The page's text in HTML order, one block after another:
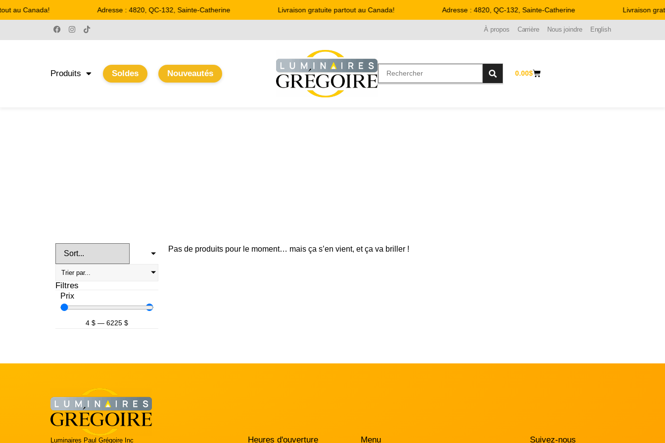
au Canada! Adresse : 4820, QC-132, Sainte-Catherine Livraison gratuite partout au Canada! Adresse : 4820, QC-132, Sainte-Catherine Livraison
À propos Carrière Nous joindre English
Produits Soldes Nouveautés 0.00$
Filtres
Prix
4 $ — 6225 $
Pas de produits pour le moment… mais ça s’en vient, et ça va briller !
Luminaires Paul Grégoire Inc Heures d'ouverture Menu Suivez-nous